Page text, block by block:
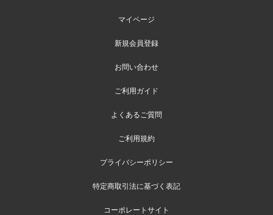
マイページ
新規会員登録
お問い合わせ
ご利用ガイド
よくあるご質問
ご利用規約
プライバシーポリシー
特定商取引法に基づく表記
コーポレートサイト